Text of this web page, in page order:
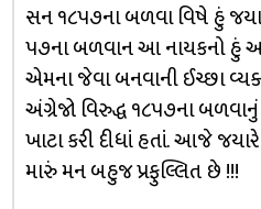
સન ૧૮૫૭ના બળવા વિષે હું
૫૭ના બળવાન આ નાયકનો હું
એમના જેવા બનવાની ઈચ્છા
અંગ્રેજો વિરુદ્ધ ૧૮૫૭ના
ખાટા કરી દીધાં હતાં. આજે
મારું મન બહુજ પ્રફુલ્લિત છે !!!